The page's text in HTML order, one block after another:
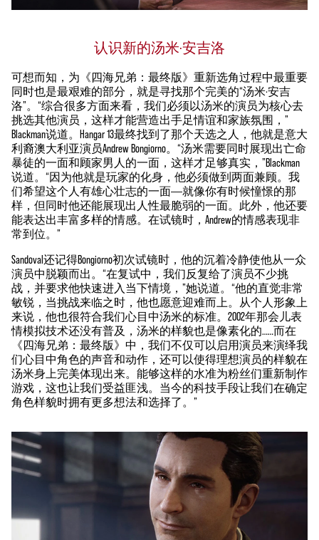
认识新的汤米·安吉洛
可想而知，为《四海兄弟：最终版》重新选角过程中最重要
同时也是最艰难的部分，就是寻找那个完美的“汤米·安吉
洛”。“综合很多方面来看，我们必须以汤米的演员为核心去
挑选其他演员，这样才能营造出手足情谊和家族氛围，”
Blackman说道。Hangar 13最终找到了那个天选之人，他就是意大
利裔澳大利亚演员Andrew Bongiorno。“汤米需要同时展现出亡命
暴徒的一面和顾家男人的一面，这样才足够真实，”Blackman
说道。“因为他就是玩家的化身，他必须做到两面兼顾。我
们希望这个人有雄心壮志的一面——就像你有时候憧憬的那
样，但同时他还能展现出人性最脆弱的一面。此外，他还要
能表达出丰富多样的情感。在试镜时，Andrew的情感表现非
常到位。”
Sandoval还记得Bongiorno初次试镜时，他的沉着冷静使他从一众
演员中脱颖而出。“在复试中，我们反复给了演员不少挑
战，并要求他快速进入当下情境，”她说道。“他的直觉非常
敏锐，当挑战来临之时，他也愿意迎难而上。从个人形象上
来说，他也很符合我们心目中汤米的标准。2002年那会儿表
情模拟技术还没有普及，汤米的样貌也是像素化的……而在
《四海兄弟：最终版》中，我们不仅可以启用演员来演绎我
们心目中角色的声音和动作，还可以使得理想演员的样貌在
汤米身上完美体现出来。能够这样的水准为粉丝们重新制作
游戏，这也让我们受益匪浅。当今的科技手段让我们在确定
角色样貌时拥有更多想法和选择了。”